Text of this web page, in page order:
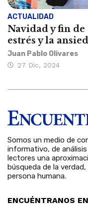
ACTUALIDAD
Navidad y fin
estrés y la
Juan Pablo Olivares
27 Dic, 2024
Somos un medio de
informativo, de
lectores una
búsqueda de la
persona humana.
ENCUÉNTRANOS